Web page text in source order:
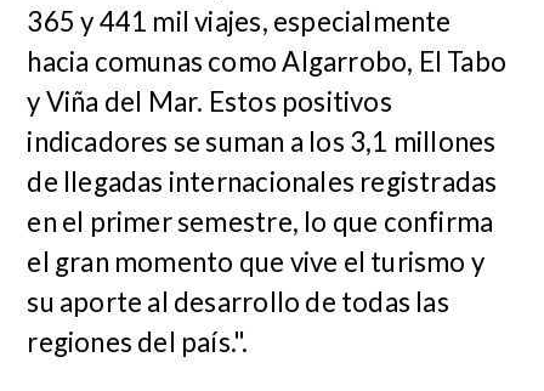
365 y 441 mil viajes, especialmente
hacia comunas como Algarrobo, El Tabo
y Viña del Mar. Estos positivos
indicadores se suman a los 3,1 millones
de llegadas internacionales registradas
en el primer semestre, lo que confirma
el gran momento que vive el turismo y
su aporte al desarrollo de todas las
regiones del país.".